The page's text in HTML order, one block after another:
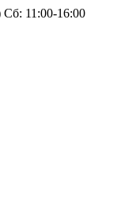
11:00-16:00